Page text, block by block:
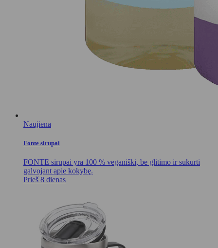
Naujiena
Fonte sirupai
FONTE sirupai yra 100 % veganiški, be glitimo ir sukurti
galvojant apie kokybę.
Prieš 8 dienas